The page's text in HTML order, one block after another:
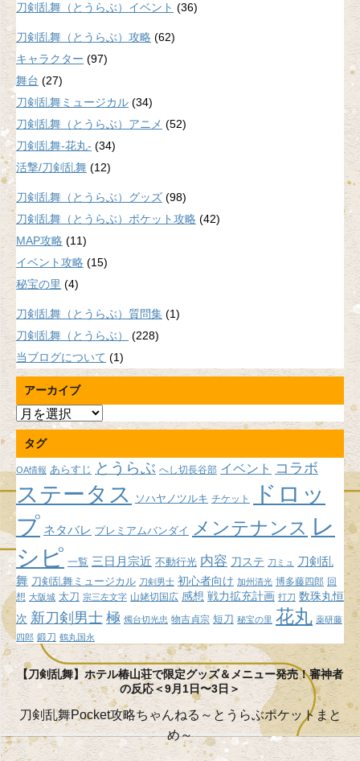
刀剣乱舞（とうらぶ）イベント (36)
刀剣乱舞（とうらぶ）攻略 (62)
キャラクター (97)
舞台 (27)
刀剣乱舞ミュージカル (34)
刀剣乱舞（とうらぶ）アニメ (52)
刀剣乱舞-花丸- (34)
活撃/刀剣乱舞 (12)
刀剣乱舞（とうらぶ）グッズ (98)
刀剣乱舞（とうらぶ）ポケット攻略 (42)
MAP攻略 (11)
イベント攻略 (15)
秘宝の里 (4)
刀剣乱舞（とうらぶ）質問集 (1)
刀剣乱舞（とうらぶ）
(228)
当ブログについて (1)
アーカイブ
ア
ー
カ
イ
ブ
タグ
OA情報 あらすじ とうらぶ へし切長谷部 イベント コラボ
ステータス ソハヤノツルキ チケット
ドロッ
プ ネタバレ プレミアムバンダイ メンテナンス レ
シピ 一覧 三日月宗近 不動行光 内容 刀ステ 刀ミュ 刀剣乱
舞 刀剣乱舞ミュージカル 刀剣男士 初心者向け 加州清光 博多藤四郎 回
想 大阪城 太刀 宗三左文字 山姥切国広 感想 戦力拡充計画 打刀 数珠丸恒
次 新刀剣男士 極 燭台切光忠 物吉貞宗 短刀 秘宝の里 花丸 薬研藤
四郎 鍛刀 鶴丸国永
【刀剣乱舞】ホテル椿山荘で限定グッズ＆メニュー発売！審神者
の反応＜9月1日〜3日＞
刀剣乱舞Pocket攻略ちゃんねる～とうらぶポケットまと
め～